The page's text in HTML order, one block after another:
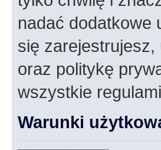
nadać dodatkowe
się
oraz politykę
wszystkie
Warunki